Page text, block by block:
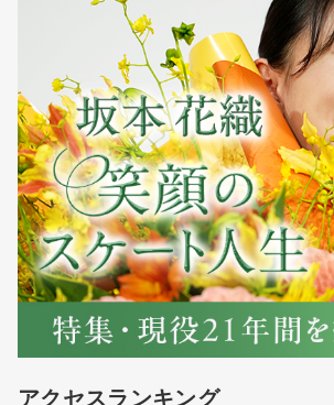
アクセスランキング